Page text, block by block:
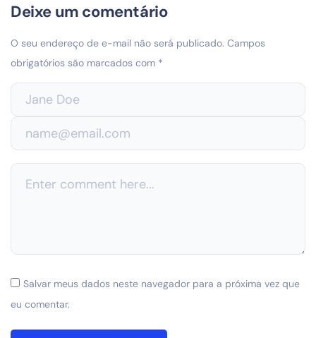
Deixe um comentário
O seu endereço de e-mail não será publicado. Campos
obrigatórios são marcados com *
Salvar meus dados neste navegador para a próxima vez que
eu comentar.